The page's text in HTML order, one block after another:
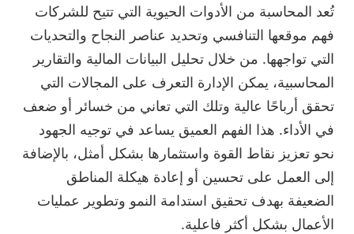
تُعد المحاسبة من الأدوات الحيوية التي تتيح للشركات
فهم موقعها التنافسي وتحديد عناصر النجاح والتحديات
التي تواجهها. من خلال تحليل البيانات المالية والتقارير
المحاسبية، يمكن الإدارة التعرف على المجالات التي
تحقق أرباحًا عالية وتلك التي تعاني من خسائر أو ضعف
في الأداء. هذا الفهم العميق يساعد في توجيه الجهود
نحو تعزيز نقاط القوة واستثمارها بشكل أمثل، بالإضافة
إلى العمل على تحسين أو إعادة هيكلة المناطق
الضعيفة بهدف تحقيق استدامة النمو وتطوير عمليات
الأعمال بشكل أكثر فاعلية.